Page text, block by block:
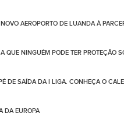
AEROPORTO DE LUANDA À
QUE NINGUÉM PODE TER PROTEÇÃO
DE SAÍDA DA I LIGA. CONHEÇA O
DA EUROPA